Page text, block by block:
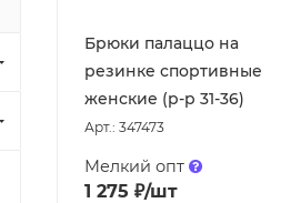
Брюки палаццо на
резинке спортивные
женские (р-р 31-36)
Арт.: 347473
Мелкий опт
1 275 ₽/шт